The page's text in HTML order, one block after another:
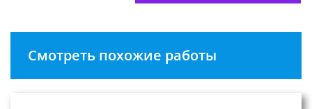
Смотреть похожие работы